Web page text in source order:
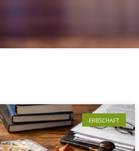
ERBSCHAFT